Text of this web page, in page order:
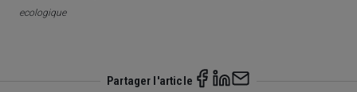
ecologique
Partager l'article